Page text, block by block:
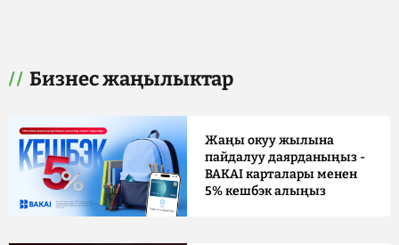
Бизнес жаңылыктар
Жаңы окуу жылына
пайдалуу даярданыңыз -
BAKAI карталары менен
5% кешбэк алыңыз